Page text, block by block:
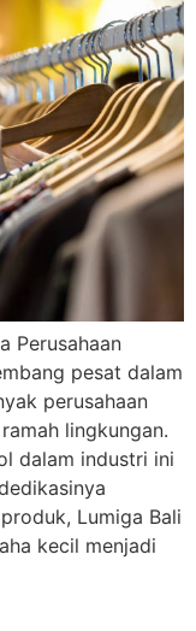
Perusahaan
pesat dalam
perusahaan
lingkungan.
dalam industri ini
Lumiga Bali
kecil menjadi